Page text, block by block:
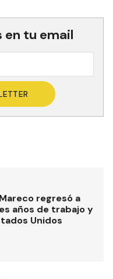
en tu email
regresó a
años de trabajo y
Unidos